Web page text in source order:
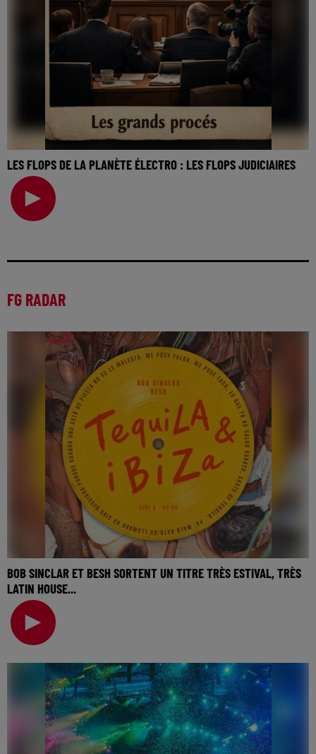
LES FLOPS DE LA PLANÈTE ÉLECTRO : LES FLOPS JUDICIAIRES
La music story du jour c’est celle des flops de la planète
électro… Si la vie n’est jamais un long f
FG RADAR
BOB SINCLAR ET BESH SORTENT UN TITRE TRÈS ESTIVAL, TRÈS
LATIN HOUSE...
🎧 Ecoutez Radio FG sur http://www.radiofg.com 📱 et sur
l’Application FG (IOS https://urlz.fr/hhZx